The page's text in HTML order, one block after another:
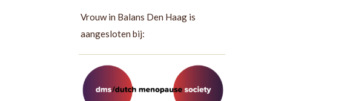
Vrouw in Balans Den Haag is
aangesloten bij: